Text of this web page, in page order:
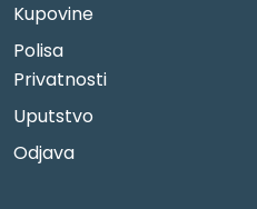
Kupovine
Polisa
Privatnosti
Uputstvo
Odjava